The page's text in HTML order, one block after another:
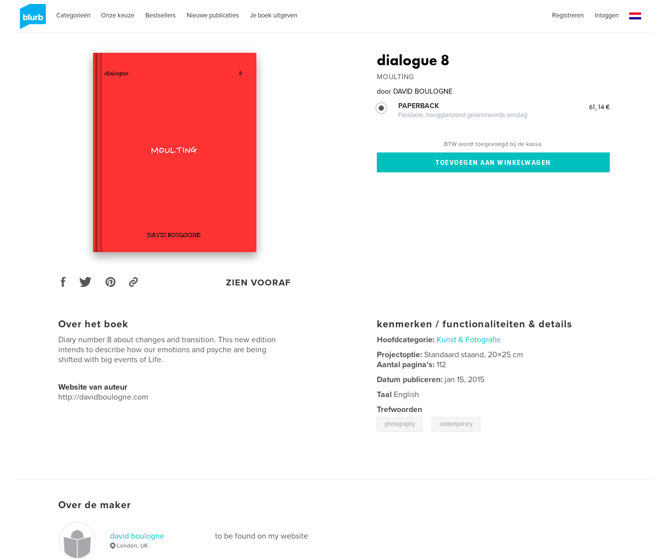
Categorieën Onze keuze Bestsellers Nieuwe publicaties Je boek uitgeven Registreren Inloggen
ZIEN VOORAF
dialogue 8
MOULTING
door DAVID BOULOGNE
PAPERBACK
Flexibele, hoogglanzend gelamineerde omslag
61,14 €
BTW wordt toegevoegd bij de kassa.
Over het boek
Diary number 8 about changes and transition. This new edition
intends to describe how our emotions and psyche are being
shifted with big events of Life.
Website van auteur
http://davidboulogne.com
kenmerken / functionaliteiten & details
Hoofdcategorie: Kunst & Fotografie
Projectoptie:Standaard staand, 20×25 cm
Aantal pagina's:112
Datum publiceren: jan 15, 2015
Taal English
Trefwoorden
photography contemporary
Over de maker
david boulogne
London, UK
to be found on my website